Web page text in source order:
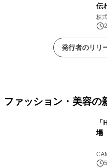
伝
付
株
発行者のリリ
ファッション・美容の
場